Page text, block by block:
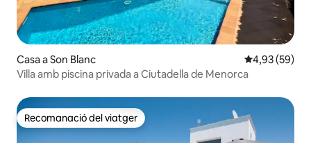
Casa a Son Blanc 4,93 de
4,93 (59)
Villa amb piscina privada a Ciutadella de Menorca
Recomanació del viatger
Recomanació del viatger